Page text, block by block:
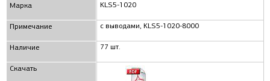
Марка
Примечание
Наличие
Скачать
KLS5-1020
с выводами, KLS5-1020-8000
77 шт.